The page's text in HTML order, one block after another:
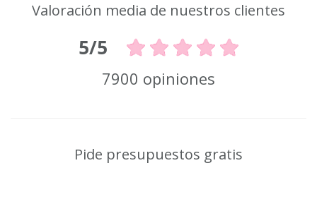
Valoración media de nuestros clientes
5/5
7900 opiniones
Pide presupuestos gratis